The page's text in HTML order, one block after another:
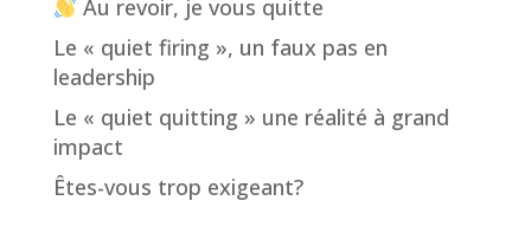
Au revoir, je vous quitte
Le « quiet firing », un faux pas en
leadership
Le « quiet quitting » une réalité à grand
impact
Êtes-vous trop exigeant?